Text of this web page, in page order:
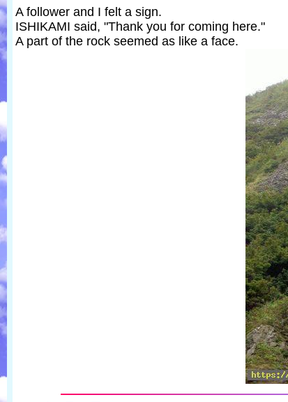
A follower and I felt a sign.
ISHIKAMI said, "Thank you for coming here."
A part of the rock seemed as like a face.